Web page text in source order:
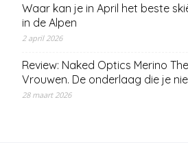
Waar kan je in April het beste
in de Alpen
2 april 2026
Review: Naked Optics Merino
Vrouwen. De onderlaag die je
28 maart 2026